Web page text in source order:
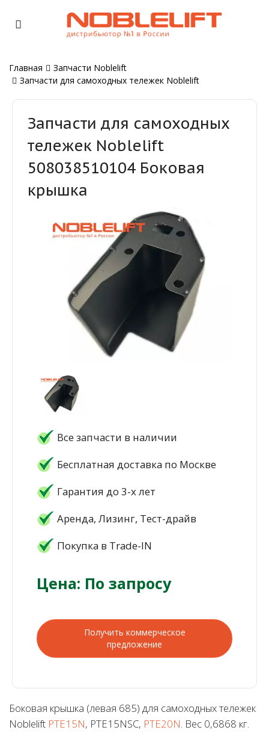
Главная
Запчасти Noblelift
Запчасти для самоходных тележек Noblelift
Запчасти для самоходных
тележек Noblelift
508038510104 Боковая
крышка
Все запчасти в наличии
Бесплатная доставка по Москве
Гарантия до 3-х лет
Аренда, Лизинг, Тест-драйв
Покупка в Trade-IN
Цена: По запросу
Получить коммерческое
предложение
Боковая крышка (левая 685) для самоходных тележек
Noblelift PTE15N, PTE15NSC, PTE20N. Вес 0,6868 кг.